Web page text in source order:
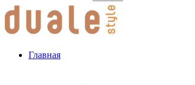
Главная